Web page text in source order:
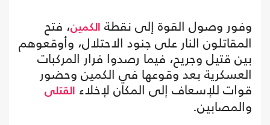
وفور وصول القوة إلى نقطة الكمين، فتح
المقاتلون النار على جنود الاحتلال، وأوقعوهم
بين قتيل وجريح، فيما رصدوا فرار المركبات
العسكرية بعد وقوعها في الكمين وحضور
قوات للإسعاف إلى المكان لإخلاء القتلى
والمصابين.